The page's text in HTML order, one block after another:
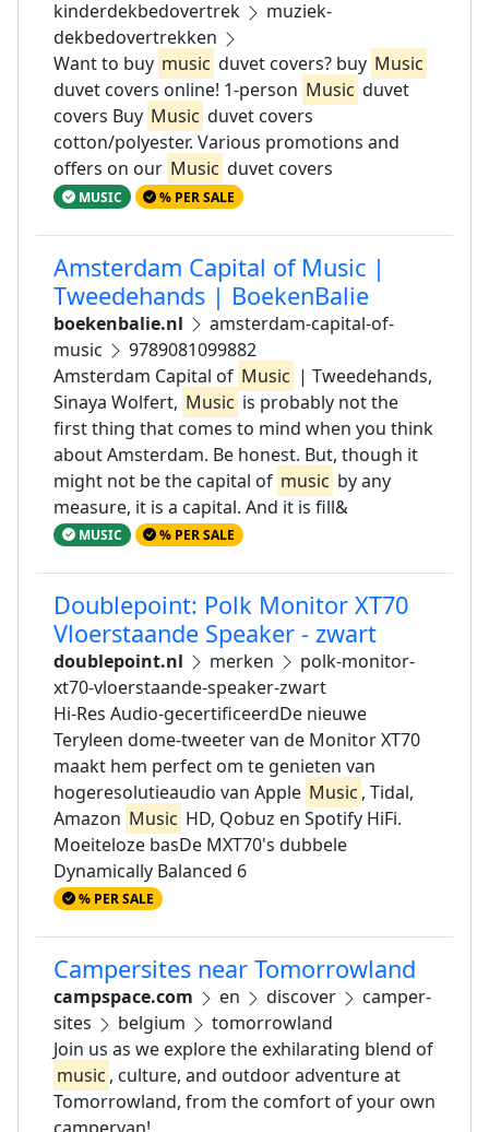
kinderdekbedovertrek
muziek-
dekbedovertrekken
Want to buy music duvet covers? buy Music
duvet covers online! 1-person Music duvet
covers Buy Music duvet covers
cotton/polyester. Various promotions and
offers on our Music duvet covers
MUSIC % PER SALE
Amsterdam Capital of Music |
Tweedehands | BoekenBalie
boekenbalie.nl
amsterdam-capital-of-
music
9789081099882
Amsterdam Capital of Music | Tweedehands,
Sinaya Wolfert, Music is probably not the
first thing that comes to mind when you think
about Amsterdam. Be honest. But, though it
might not be the capital of music by any
measure, it is a capital. And it is fill&
MUSIC % PER SALE
Doublepoint: Polk Monitor XT70
Vloerstaande Speaker - zwart
doublepoint.nl merken
polk-monitor-
xt70-vloerstaande-speaker-zwart
Hi-Res Audio-gecertificeerdDe nieuwe
Teryleen dome-tweeter van de Monitor XT70
maakt hem perfect om te genieten van
hogeresolutieaudio van Apple Music , Tidal,
Amazon Music HD, Qobuz en Spotify HiFi.
Moeiteloze basDe MXT70's dubbele
Dynamically Balanced 6
% PER SALE
Campersites near Tomorrowland
campspace.com en discover
camper-
sites
belgium
tomorrowland
Join us as we explore the exhilarating blend of
music , culture, and outdoor adventure at
Tomorrowland, from the comfort of your own